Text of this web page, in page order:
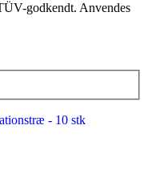
godkendt. Anvendes